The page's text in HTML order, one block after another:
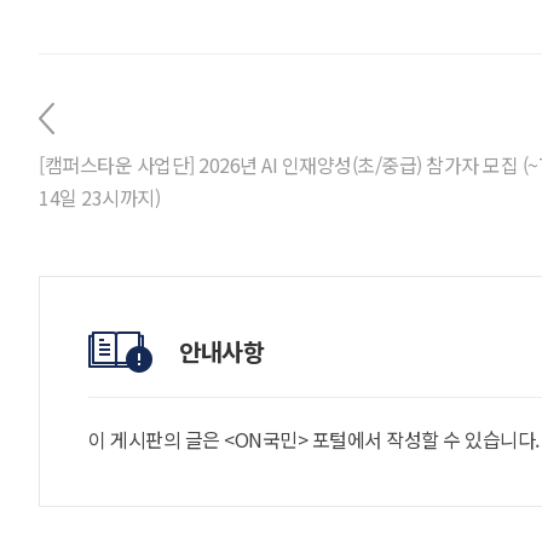
[캠퍼스타운 사업단] 2026년 AI 인재양성(초/중급) 참가자 모집
14일 23시까지)
안내사항
이 게시판의 글은 <ON국민> 포털에서 작성할 수 있습니다.